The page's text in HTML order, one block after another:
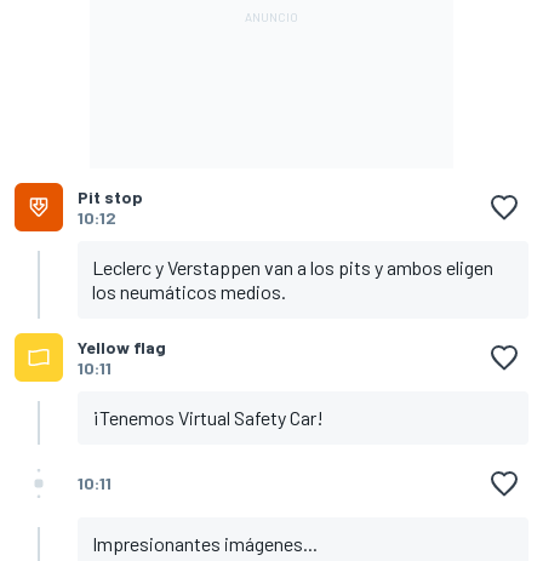
Pit stop
10:12
Leclerc y Verstappen van a los pits y ambos eligen
los neumáticos medios.
Yellow flag
10:11
¡Tenemos Virtual Safety Car!
10:11
Impresionantes imágenes...